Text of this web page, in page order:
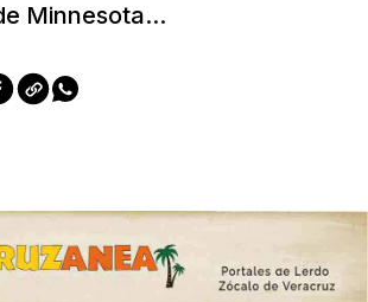
Minnesota...